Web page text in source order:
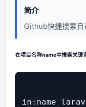
简介
Github快捷搜索自
在项目名称name中搜索关键